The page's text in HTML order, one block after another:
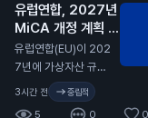
스 플랫폼에서 USD
C의 중심 역할을 계속
유지할 수 있게 합니
다. 서클은 분기 배당
금을 포기하고, 제품
개발과 성장 기회에
유럽연합, 2027년
MiCA 개정 계획 발
표
N
유럽연합(EU)이 202
7년에 가상자산 규제
법안인 MiCA(가상자
산 시장 규제)를 개정
3시간 전 중립적
5 0 0